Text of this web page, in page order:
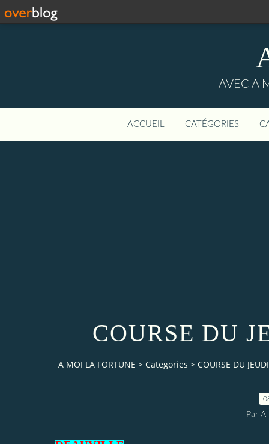
AVEC A
ACCUEIL CATÉGORIES
COURSE DU
A MOI LA FORTUNE > Categories > COURSE DU
Par